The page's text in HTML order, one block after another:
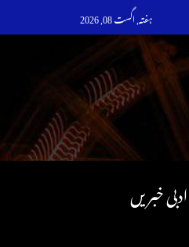
ہفتہ, اگست 08, 2026
خبریں